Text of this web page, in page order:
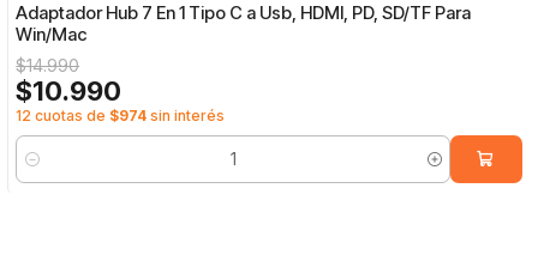
Adaptador Hub 7 En 1 Tipo C a Usb, HDMI, PD, SD/TF Para
Win/Mac
$14.990
$10.990
12 cuotas de $974 sin interés
Cantidad